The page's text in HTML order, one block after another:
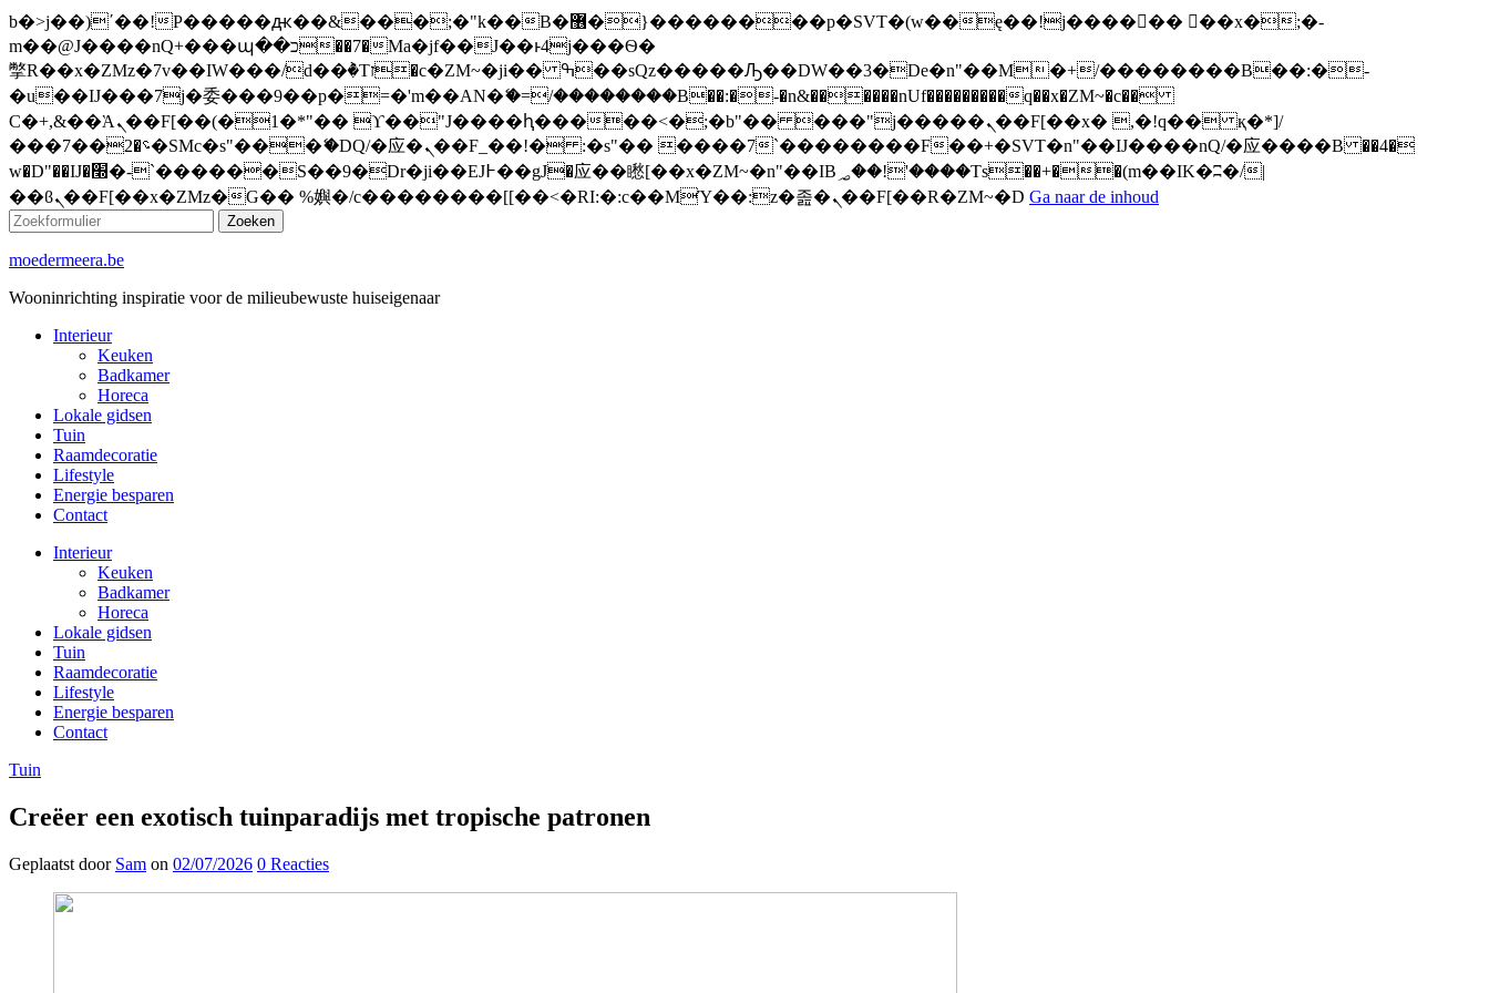
b�>j��)΄��!P�����ԫ��&���;�"k��B�޶�}��������p�SVT�(w��ę��!j������ ��x�;�-
m��@J����nQ+���պ��כ��7�Ma�jf��J��ͱ4j���Ѳ�
撆R��x�ZMz�7v��IW���/d��ٞ�Тז�c�ZM~�ji�� ߒ��sQz�����Ԡ��DW��3�De�n"��M�+/��������B��:�-
�u��IJ���7j�委���9��p�=�'m��AN�ޭ�=/��������B��:�-�n&������nUf���������q��x�ZM~�c��
Ϲ�+,&��Ὰܢ��F[��(�1�*"�� ϒ��"J����ԧ�����<�;�b"�� ���"j�����ܢ��F[��x� ,�!q�� қ�*]/
���؝�2��7�SMc�s"���ޭ�DQ/�应�ܢ��F_��!� :�s"�� ����7`��������F��+�SVT�n"��IJ����nQ/�应����B ��4�
w�D"��IJ�׭�-`������S��9�Dr�ji��EJ߅��gJ�应��矁[��x�ZM~�n"��IB؃��!'����Тѕ��+��(m��IK�ʭ�/|
��ϐܢ��F[��x�ZMz�G�� %嬩�/c��������[[��<�RI:�:c��MΎ��:z�졾�ܢ��F[��R�ZM~�D Ga naar de inhoud
Zoeken
moedermeera.be
Wooninrichting inspiratie voor de milieubewuste huiseigenaar
Interieur
Keuken
Badkamer
Horeca
Lokale gidsen
Tuin
Raamdecoratie
Lifestyle
Energie besparen
Contact
Interieur
Keuken
Badkamer
Horeca
Lokale gidsen
Tuin
Raamdecoratie
Lifestyle
Energie besparen
Contact
Tuin
Creëer een exotisch tuinparadijs met tropische patronen
Geplaatst door Sam on 02/07/2026 0 Reacties